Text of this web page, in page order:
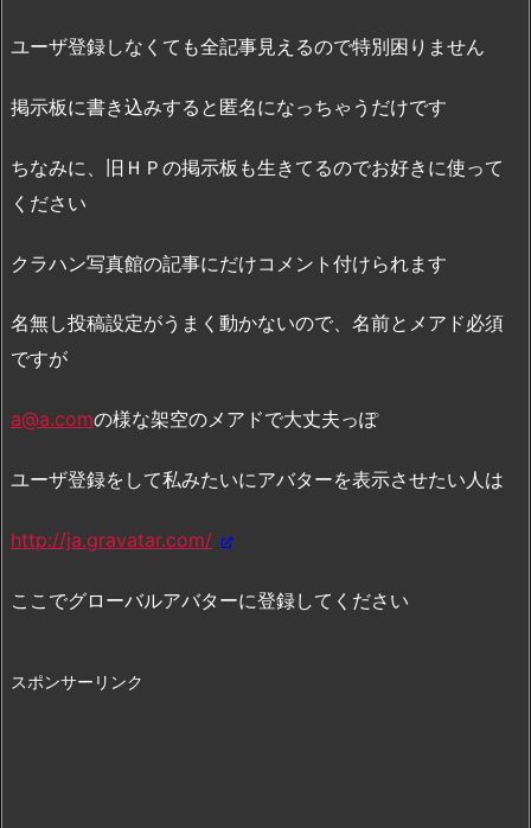
ユーザ登録しなくても全記事見えるので特別困りません
掲示板に書き込みすると匿名になっちゃうだけです
ちなみに、旧ＨＰの掲示板も生きてるのでお好きに使って
ください
クラハン写真館の記事にだけコメント付けられます
名無し投稿設定がうまく動かないので、名前とメアド必須
ですが
a@a.comの様な架空のメアドで大丈夫っぽ
ユーザ登録をして私みたいにアバターを表示させたい人は
http://ja.gravatar.com/
ここでグローバルアバターに登録してください
スポンサーリンク